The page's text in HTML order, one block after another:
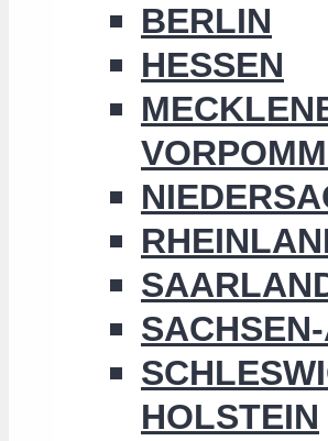
BERLIN
HESSEN
HOLSTEIN